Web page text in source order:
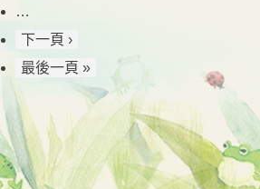
…
下一頁 ›
最後一頁 »